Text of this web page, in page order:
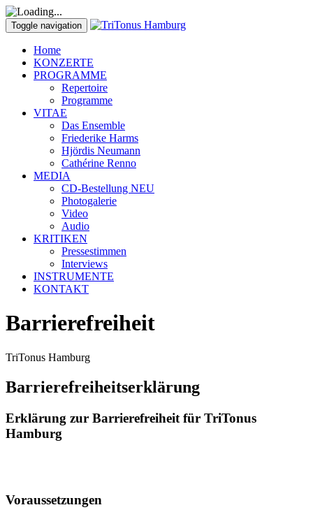
Toggle navigation
Home
KONZERTE
PROGRAMME
Repertoire
Programme
VITAE
Das Ensemble
Friederike Harms
Hjördis Neumann
Cathérine Renno
MEDIA
CD-Bestellung NEU
Photogalerie
Video
Audio
KRITIKEN
Pressestimmen
Interviews
INSTRUMENTE
KONTAKT
Barrierefreiheit
TriTonus Hamburg
Barrierefreiheitserklärung
Erklärung zur Barrierefreiheit für TriTonus
Hamburg
Voraussetzungen